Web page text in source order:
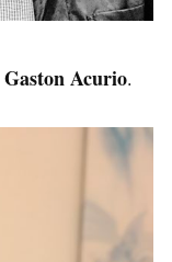
Gaston Acurio.